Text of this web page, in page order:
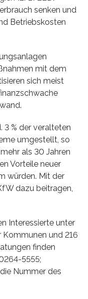
senken und
Betriebskosten
mit dem
sich meist
3 % der veralteten
umgestellt, so
als 30 Jahren
Vorteile neuer
würden. Mit der
dazu beitragen,
Interessierte unter
Kommunen und 216
finden
5555;
Nummer des